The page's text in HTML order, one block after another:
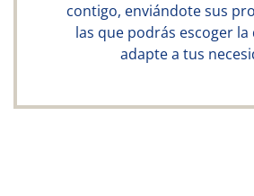
contigo, enviándote sus
las que podrás escoger
adapte a tus